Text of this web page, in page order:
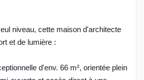
niveau, cette maison d'architecte
et de lumière :
d'env. 66 m², orientée plein